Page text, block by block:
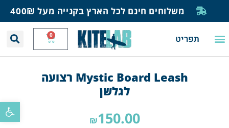
פתח
משלוחים חינם לכל הארץ בקנייה מעל 400₪
תפריט 0
Mystic Board Leash רצועה
לגלשן
₪150.00